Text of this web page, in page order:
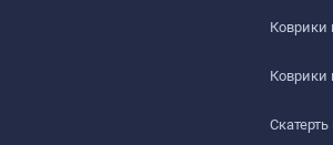
распаковки пленки может
Коврики